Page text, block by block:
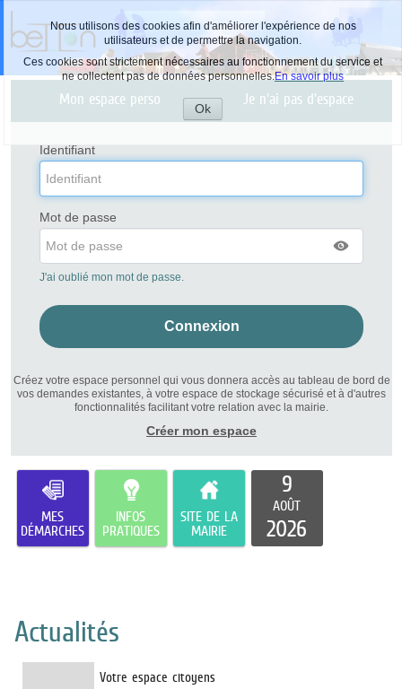
Nous utilisons des cookies afin d'améliorer l'expérience de nos
utilisateurs et de permettre la navigation.
Ces cookies sont strictement nécessaires au fonctionnement du service et
ne collectent pas de données personnelles.En savoir plus
Ok
Accepter
Mon espace perso Je n'ai pas d'espace
Identifiant
Mot de passe
J'ai oublié mon mot de passe.
Créez votre espace personnel qui vous donnera accès au tableau de bord de
vos demandes existantes, à votre espace de stockage sécurisé et à d'autres
fonctionnalités facilitant votre relation avec la mairie.
Créer mon espace
MES
DÉMARCHES
INFOS
PRATIQUES
SITE DE LA
MAIRIE
9
AOÛT
2026
Actualités
Votre espace citoyens